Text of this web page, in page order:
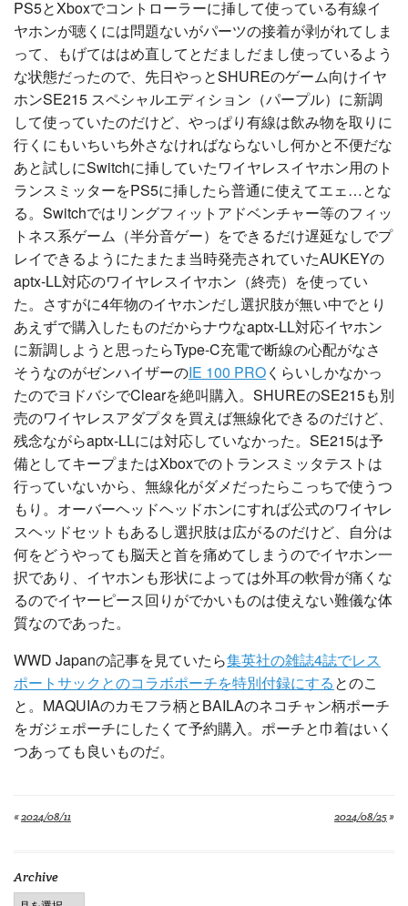
PS5とXboxでコントローラーに挿して使っている有線イ
ヤホンが聴くには問題ないがパーツの接着が剥がれてしま
って、もげてははめ直してとだましだまし使っているよう
な状態だったので、先日やっとSHUREのゲーム向けイヤ
ホンSE215 スペシャルエディション（パープル）に新調
して使っていたのだけど、やっぱり有線は飲み物を取りに
行くにもいちいち外さなければならないし何かと不便だな
あと試しにSwitchに挿していたワイヤレスイヤホン用のト
ランスミッターをPS5に挿したら普通に使えてエェ…とな
る。Switchではリングフィットアドベンチャー等のフィッ
トネス系ゲーム（半分音ゲー）をできるだけ遅延なしでプ
レイできるようにたまたま当時発売されていたAUKEYの
aptx-LL対応のワイヤレスイヤホン（終売）を使ってい
た。さすがに4年物のイヤホンだし選択肢が無い中でとり
あえずで購入したものだからナウなaptx-LL対応イヤホン
に新調しようと思ったらType-C充電で断線の心配がなさ
そうなのがゼンハイザーのIE 100 PROくらいしかなかっ
たのでヨドバシでClearを絶叫購入。SHUREのSE215も別
売のワイヤレスアダプタを買えば無線化できるのだけど、
残念ながらaptx-LLには対応していなかった。SE215は予
備としてキープまたはXboxでのトランスミッタテストは
行っていないから、無線化がダメだったらこっちで使うつ
もり。オーバーヘッドヘッドホンにすれば公式のワイヤレ
スヘッドセットもあるし選択肢は広がるのだけど、自分は
何をどうやっても脳天と首を痛めてしまうのでイヤホン一
択であり、イヤホンも形状によっては外耳の軟骨が痛くな
るのでイヤーピース回りがでかいものは使えない難儀な体
質なのであった。
WWD Japanの記事を見ていたら集英社の雑誌4誌でレス
ポートサックとのコラボポーチを特別付録にするとのこ
と。MAQUIAのカモフラ柄とBAILAのネコチャン柄ポーチ
をガジェポーチにしたくて予約購入。ポーチと巾着はいく
つあっても良いものだ。
«2024/08/11 2024/08/25»
Archive